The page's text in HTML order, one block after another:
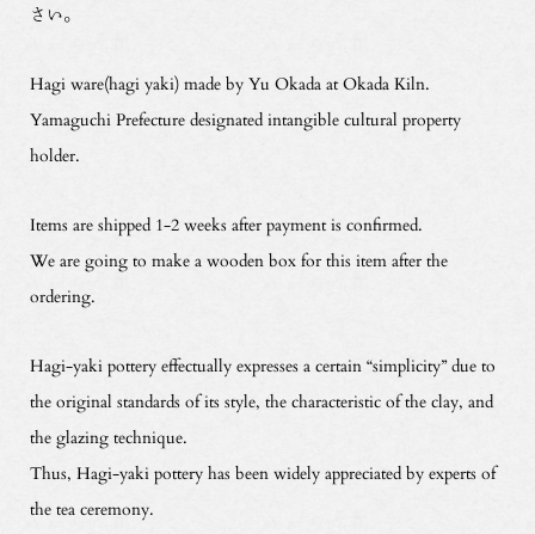
さい。
Hagi ware(hagi yaki) made by Yu Okada at Okada Kiln.
Yamaguchi Prefecture designated intangible cultural property
holder.
Items are shipped 1-2 weeks after payment is confirmed.
We are going to make a wooden box for this item after the
ordering.
Hagi-yaki pottery effectually expresses a certain “simplicity” due to
the original standards of its style, the characteristic of the clay, and
the glazing technique.
Thus, Hagi-yaki pottery has been widely appreciated by experts of
the tea ceremony.